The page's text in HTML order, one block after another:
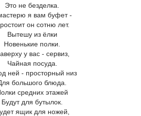
Это не безделка.
я вам буфет -
он сотню лет.
Вытешу из ёлки
Новенькие полки.
у вас - сервиз,
Чайная посуда.
ней - просторный низ
большого блюда.
средних этажей
Будут для бутылок.
ящик для ножей,